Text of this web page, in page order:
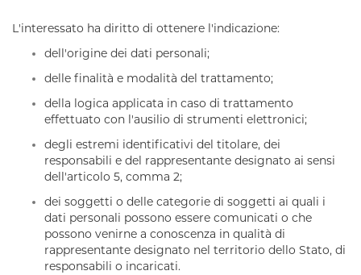
L'interessato ha diritto di ottenere l'indicazione:
dell'origine dei dati personali;
delle finalità e modalità del trattamento;
della logica applicata in caso di trattamento
effettuato con l'ausilio di strumenti elettronici;
degli estremi identificativi del titolare, dei
responsabili e del rappresentante designato ai sensi
dell'articolo 5, comma 2;
dei soggetti o delle categorie di soggetti ai quali i
dati personali possono essere comunicati o che
possono venirne a conoscenza in qualità di
rappresentante designato nel territorio dello Stato, di
responsabili o incaricati.